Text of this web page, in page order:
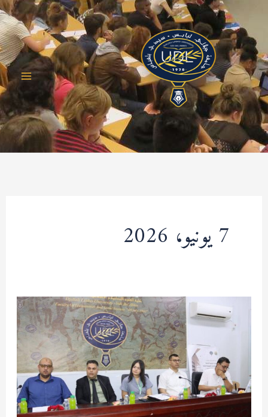
المحتوى
7 يونيو، 2026
فعاليات
الملتقى